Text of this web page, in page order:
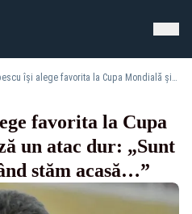
Gică Popescu își alege favorita la Cupa Mondială și lansează un atac dur: „Sunt cam mulți ani de când stăm acasă…”
favorita la Cupa
un atac dur: „Sunt
stăm acasă…”